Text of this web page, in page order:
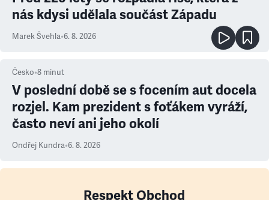
nás kdysi udělala součást Západu
Marek Švehla•6. 8. 2026
Česko•8 minut
V poslední době se s focením aut docela
rozjel. Kam prezident s foťákem vyráží,
často neví ani jeho okolí
Ondřej Kundra•6. 8. 2026
Respekt Obchod